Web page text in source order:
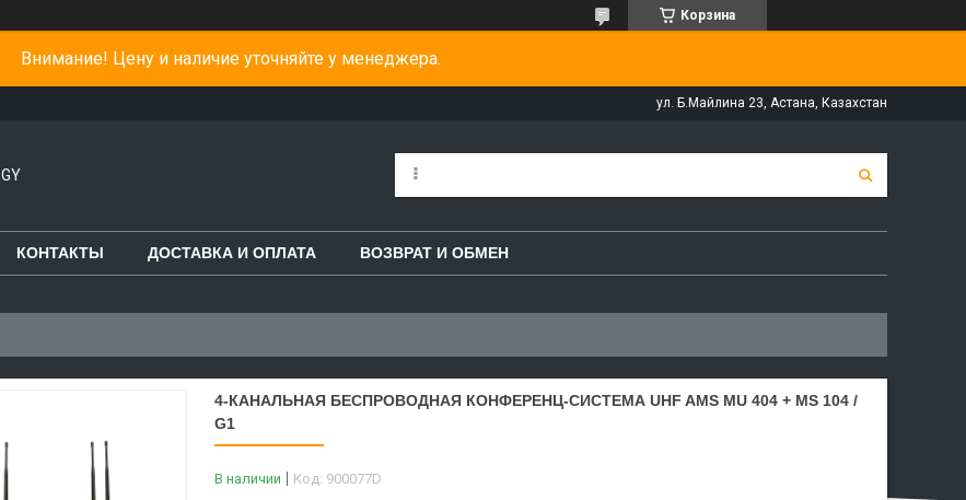
Корзина
Внимание! Цену и наличие уточняйте у менеджера.
ул. Б.Майлина 23, Астана, Казахстан
КОНТАКТЫ ДОСТАВКА И ОПЛАТА ВОЗВРАТ И ОБМЕН
4-КАНАЛЬНАЯ БЕСПРОВОДНАЯ КОНФЕРЕНЦ-СИСТЕМА UHF AMS MU 404 + MS 104 /
G1
В наличии Код: 900077D